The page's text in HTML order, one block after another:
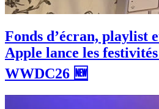
Fonds d’écran, playlist
Apple lance les
WWDC26 🆕